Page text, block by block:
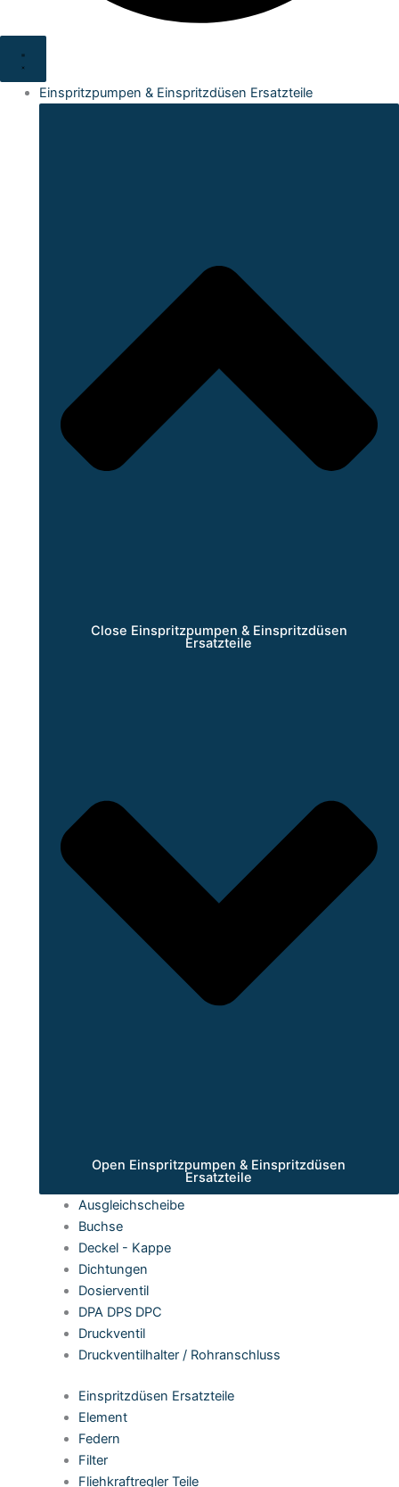
Einspritzpumpen & Einspritzdüsen Ersatzteile
Close Einspritzpumpen & Einspritzdüsen
Ersatzteile
Open Einspritzpumpen & Einspritzdüsen
Ersatzteile
Ausgleichscheibe
Buchse
Deckel - Kappe
Dichtungen
Dosierventil
DPA DPS DPC
Druckventil
Druckventilhalter / Rohranschluss
Einspritzdüsen Ersatzteile
Element
Federn
Filter
Fliehkraftregler Teile